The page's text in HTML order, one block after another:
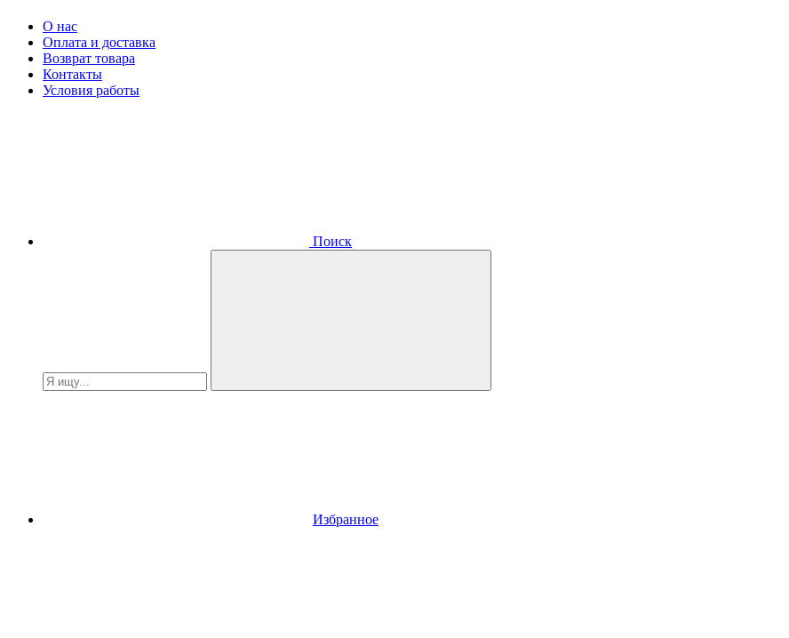
О нас
Оплата и доставка
Возврат товара
Контакты
Условия работы
Поиск
Избранное